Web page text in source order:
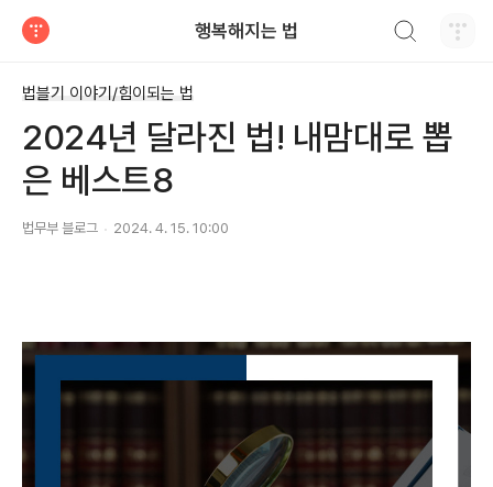
행복해지는 법
법블기 이야기/힘이되는 법
2024년 달라진 법! 내맘대로 뽑
은 베스트8
법무부 블로그 2024. 4. 15. 10:00